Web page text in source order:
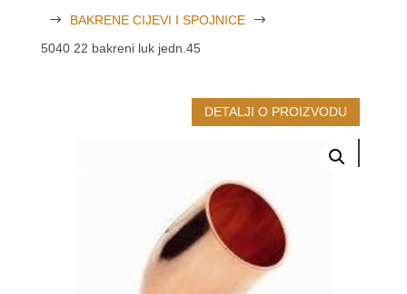
$
BAKRENE CIJEVI I SPOJNICE
$
5040 22 bakreni luk jedn.45
DETALJI O PROIZVODU
MOGLO BI VAS ZANIMATI